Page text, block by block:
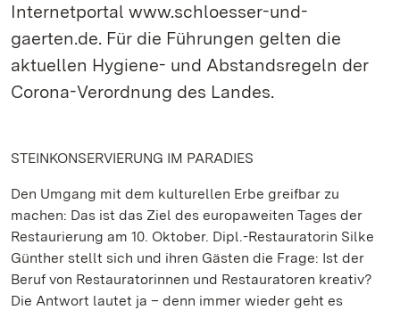
Internetportal www.schloesser-und-
gaerten.de. Für die Führungen gelten die
aktuellen Hygiene- und Abstandsregeln der
Corona-Verordnung des Landes.
STEINKONSERVIERUNG IM PARADIES
Den Umgang mit dem kulturellen Erbe greifbar zu
machen: Das ist das Ziel des europaweiten Tages der
Restaurierung am 10. Oktober. Dipl.-Restauratorin Silke
Günther stellt sich und ihren Gästen die Frage: Ist der
Beruf von Restauratorinnen und Restauratoren kreativ?
Die Antwort lautet ja – denn immer wieder geht es